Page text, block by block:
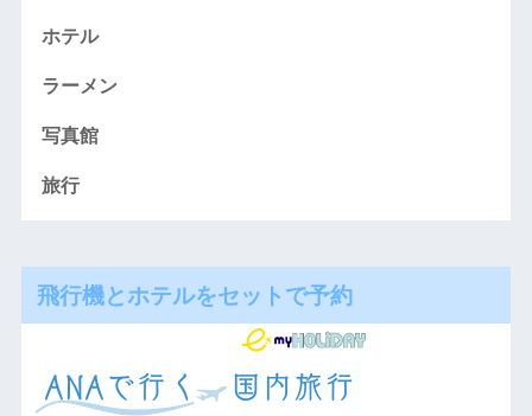
ホテル
ラーメン
写真館
旅行
飛行機とホテルをセットで予約